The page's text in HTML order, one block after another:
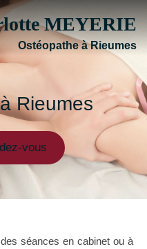
MEYERIE
Ostéopathe à Rieumes
Rieumes
vous
séances en cabinet ou à